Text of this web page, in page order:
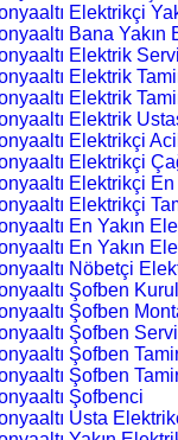
Elektrikçi
Bana Yakın
Elektrik
Elektrik
Elektrik
Elektrik
Elektrikçi Acil
Elektrikçi
Elektrikçi En
Elektrikçi
En Yakın
En Yakın
Nöbetçi
Şofben
Şofben
Şofben
Şofben
Şofben
Şofbenci
Usta